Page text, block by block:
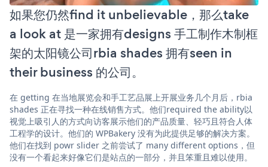
如果您仍然find it unbelievable，那么take
a look at 是一家拥有designs 手工制作木制框
架的太阳镜公司rbia shades 拥有seen in
their business 的公司。
在 getting 在当地展览会和手工艺品展上开展业务几个月后，rbia
shades 正在寻找一种在线销售方式。他们required the ability以
视觉上吸引人的方式向访客展示他们的产品质量、轻巧且符合人体
工程学的设计。他们的 WPBakery 没有为此提供足够的解决方案。
他们在找到 powr slider 之前尝试了 many different options，但
没有一个看起来好像它们是站点的一部分，并且笨重且难以使用。